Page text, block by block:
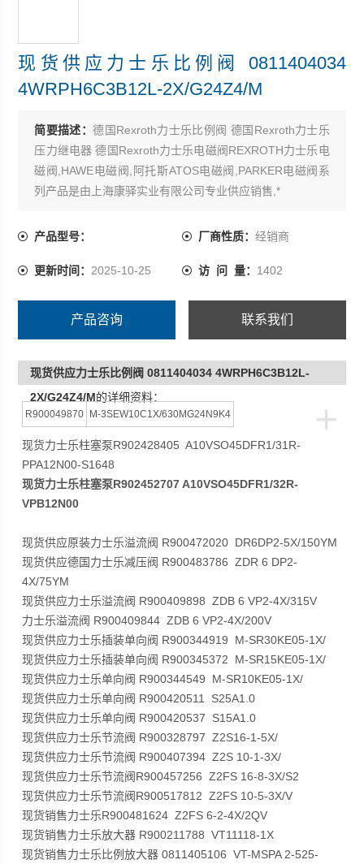
现货供应力士乐比例阀 0811404034
4WRPH6C3B12L-2X/G24Z4/M
简要描述：德国Rexroth力士乐比例阀 德国Rexroth力士乐
压力继电器 德国Rexroth力士乐电磁阀REXROTH力士乐电
磁阀,HAWE电磁阀,阿托斯ATOS电磁阀,PARKER电磁阀系
列产品是由上海康驿实业有限公司专业供应销售,*
2X/G24Z4/M
产品型号： 厂商性质： 经销商
更新时间： 2025-10-25 访 问 量： 1402
产品咨询 联系我们
现货供应力士乐比例阀 0811404034 4WRPH6C3B12L-
2X/G24Z4/M的详细资料： +
R900049870 M-3SEW10C1X/630MG24N9K4
现货力士乐柱塞泵R902428405 A10VSO45DFR1/31R-
PPA12N00-S1648
现货力士乐柱塞泵R902452707 A10VSO45DFR1/32R-
VPB12N00
现货供应原装力士乐溢流阀 R900472020 DR6DP2-5X/150YM
现货供应德国力士乐减压阀 R900483786 ZDR 6 DP2-
4X/75YM
现货供应力士乐溢流阀 R900409898 ZDB 6 VP2-4X/315V
力士乐溢流阀 R900409844 ZDB 6 VP2-4X/200V
现货供应力士乐插装单向阀 R900344919 M-SR30KE05-1X/
现货供应力士乐插装单向阀 R900345372 M-SR15KE05-1X/
现货供应力士乐单向阀 R900344549 M-SR10KE05-1X/
现货供应力士乐单向阀 R900420511 S25A1.0
现货供应力士乐单向阀 R900420537 S15A1.0
现货供应力士乐节流阀 R900328797 Z2S16-1-5X/
现货供应力士乐节流阀 R900407394 Z2S 10-1-3X/
现货供应力士乐节流阀R900457256 Z2FS 16-8-3X/S2
现货供应力士乐节流阀R900517812 Z2FS 10-5-3X/V
现货销售力士乐R900481624 Z2FS 6-2-4X/2QV
现货销售力士乐放大器 R900211788 VT11118-1X
现货销售力士乐比例放大器 0811405106 VT-MSPA 2-525-